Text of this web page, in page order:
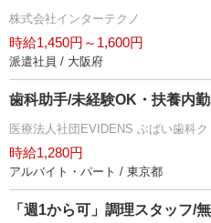
株式会社インターテクノ
時給1,450円～1,600円
派遣社員 / 大阪府
歯科助手/未経験OK・扶養内
医療法人社団EVIDENS ぶばい歯科ク
時給1,280円
アルバイト・パート / 東京都
「週1から可」調理スタッフ/